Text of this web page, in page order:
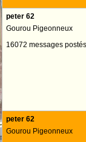
peter 62
Gourou Pigeonneux
16072 messages postés
peter 62
Gourou Pigeonneux